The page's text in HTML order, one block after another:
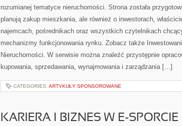
rozumianej tematyce nieruchomości. Strona została
planują zakup mieszkania, ale również o inwestorach,
najemcach, pośrednikach oraz wszystkich czytelnikach
mechanizmy funkcjonowania rynku. Zobacz także
Nieruchomości. W serwisie można znaleźć przystępnie
kupowania, sprzedawania, wynajmowania i zarządzania […]
CATEGORIES: ARTYKUŁY SPONSOROWANE
KARIERA I BIZNES W E-SPORCIE